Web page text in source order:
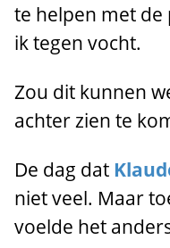
te helpen met de
ik tegen vocht.
Zou dit kunnen
achter zien te
De dag dat
niet veel. Maar
voelde het